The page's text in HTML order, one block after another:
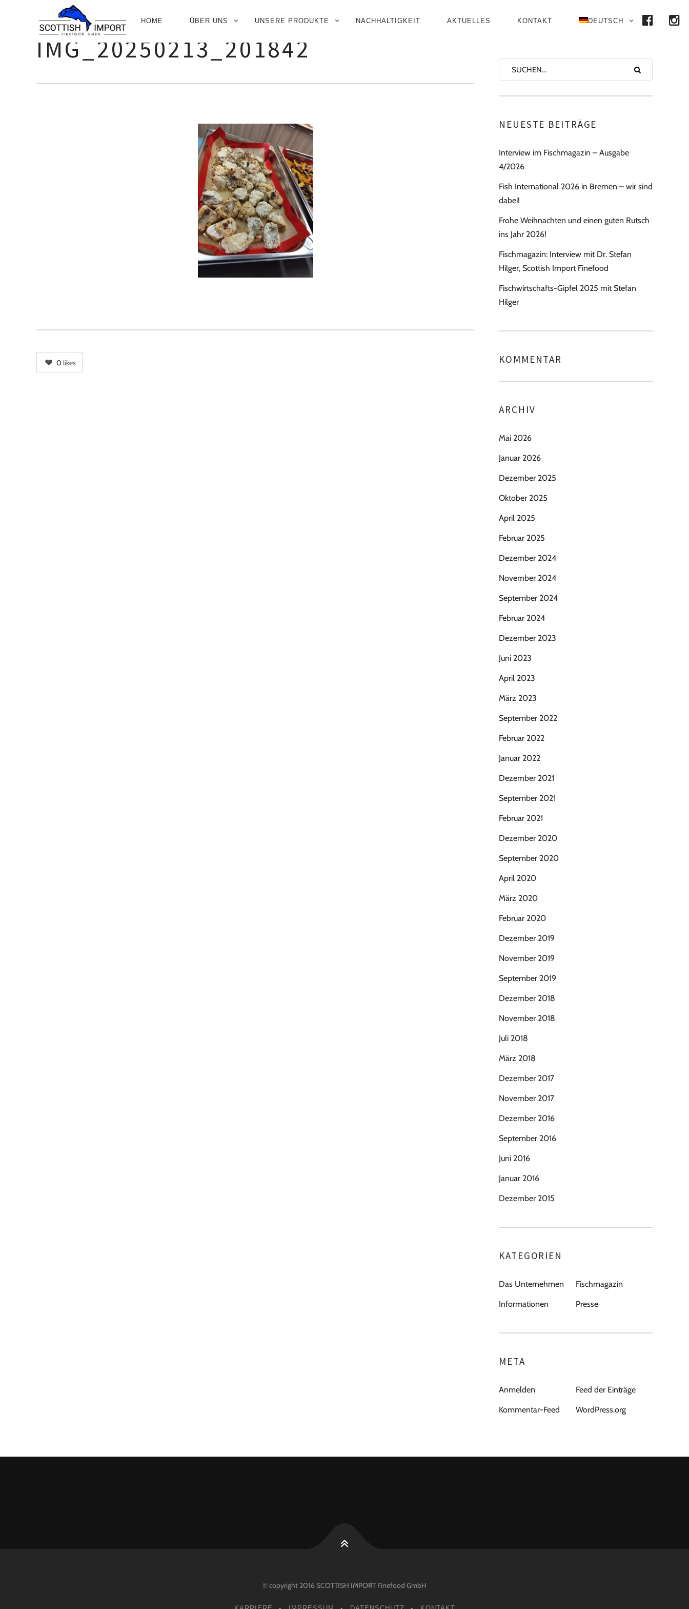
PRIMÄR-
HOME ÜBER UNS UNSERE PRODUKTE NACHHALTIGKEIT AKTUELLES KONTAKT DEUTSCH
IMG_20250213_201842
0 likes
NEUESTE BEITRÄGE
Interview im Fischmagazin – Ausgabe
4/2026
Fish International 2026 in Bremen – wir sind
dabei!
Frohe Weihnachten und einen guten Rutsch
ins Jahr 2026!
Fischmagazin: Interview mit Dr. Stefan
Hilger, Scottish Import Finefood
Fischwirtschafts-Gipfel 2025 mit Stefan
Hilger
KOMMENTAR
ARCHIV
Mai 2026
Januar 2026
Dezember 2025
Oktober 2025
April 2025
Februar 2025
Dezember 2024
November 2024
September 2024
Februar 2024
Dezember 2023
Juni 2023
April 2023
März 2023
September 2022
Februar 2022
Januar 2022
Dezember 2021
September 2021
Februar 2021
Dezember 2020
September 2020
April 2020
März 2020
Februar 2020
Dezember 2019
November 2019
September 2019
Dezember 2018
November 2018
Juli 2018
März 2018
Dezember 2017
November 2017
Dezember 2016
September 2016
Juni 2016
Januar 2016
Dezember 2015
KATEGORIEN
Das Unternehmen Fischmagazin
Informationen Presse
META
Anmelden Feed der Einträge
Kommentar-Feed WordPress.org
© copyright 2016 SCOTTISH IMPORT Finefood GmbH